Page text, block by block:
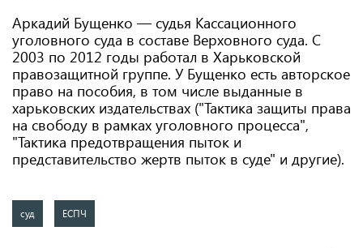
Аркадий Бущенко — судья Кассационного
уголовного суда в составе Верховного суда. С
2003 по 2012 годы работал в Харьковской
правозащитной группе. У Бущенко есть авторское
право на пособия, в том числе выданные в
харьковских издательствах ("Тактика защиты права
на свободу в рамках уголовного процесса",
"Тактика предотвращения пыток и
представительство жертв пыток в суде" и другие).
суд ЕСПЧ